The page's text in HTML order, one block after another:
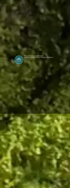
[newyear_garland]
Басейнове управління
водних ресурсів річок Прут та Сірет